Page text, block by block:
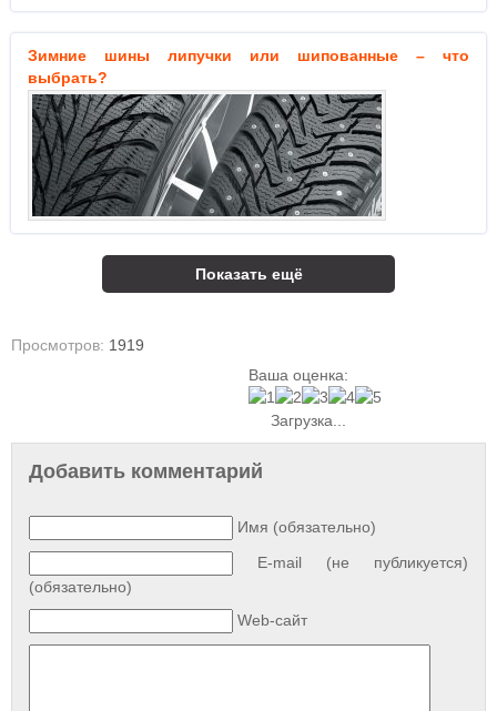
Зимние шины липучки или шипованные – что
выбрать?
Показать ещё
Просмотров: 1919
Ваша оценка:
Загрузка...
Добавить комментарий
Имя (обязательно)
E-mail (не публикуется)
(обязательно)
Web-сайт